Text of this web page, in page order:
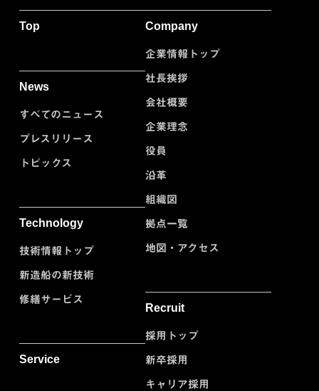
Top
News
すべてのニュース
プレスリリース
トピックス
Technology
技術情報トップ
新造船の新技術
修繕サービス
Service
Company
企業情報トップ
社長挨拶
会社概要
企業理念
役員
沿革
組織図
拠点一覧
地図・アクセス
Recruit
採用トップ
新卒採用
キャリア採用